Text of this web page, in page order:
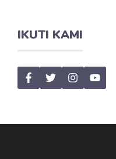
IKUTI KAMI